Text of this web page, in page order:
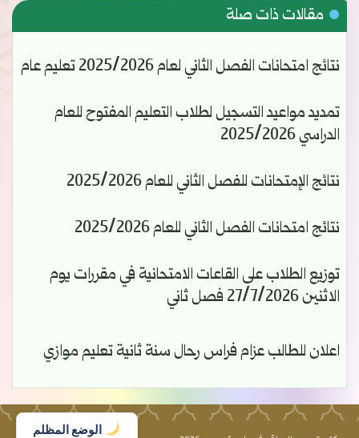
الوضع المظلم
مقالات ذات صلة
نتائج امتحانات الفصل الثاني لعام 2025/2026 تعليم عام
تمديد مواعيد التسجيل لطلاب التعليم المفتوح للعام
الدراسي 2025/2026
نتائج الإمتحانات للفصل الثاني للعام 2025/2026
نتائج امتحانات الفصل الثاني للعام 2025/2026
توزيع الطلاب على القاعات الامتحانية في مقررات يوم
الاثنين 27/7/2026 فصل ثاني
اعلان للطالب عزام فراس رحال سنة ثانية تعليم موازي